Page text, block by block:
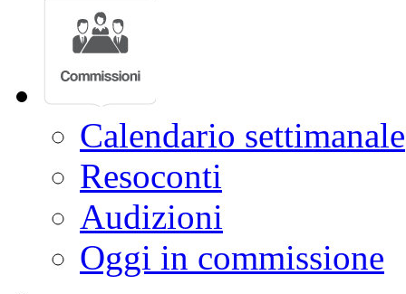
Calendario settimanale
Resoconti
Audizioni
Oggi in commissione